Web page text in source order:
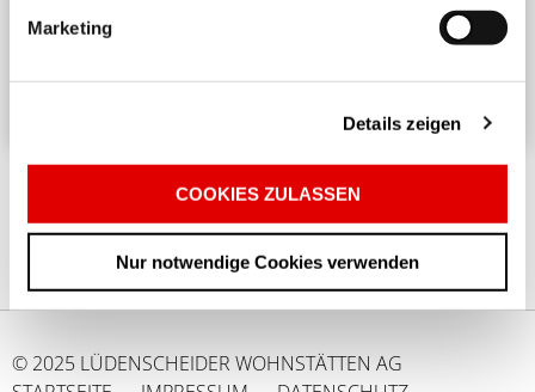
Marketing
Details zeigen
COOKIES ZULASSEN
Nur notwendige Cookies verwenden
in einem Mehrparteienhaus erfordert
Rücksichtnahme und Achtsamkeit. ...
© 2025 LÜDENSCHEIDER WOHNSTÄTTEN AG